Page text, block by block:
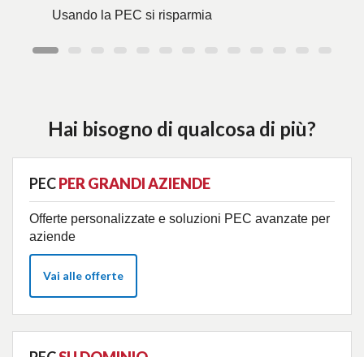
Usando la PEC si risparmia
Hai bisogno di qualcosa di più?
PECPER GRANDI AZIENDE
Offerte personalizzate e soluzioni PEC avanzate per
aziende
Vai alle offerte